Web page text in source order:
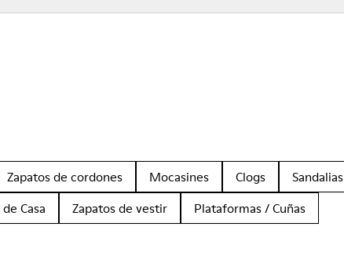
Zapatos de cordones Mocasines Clogs Sandalias
Casa Zapatos de vestir
Plataformas / Cuñas